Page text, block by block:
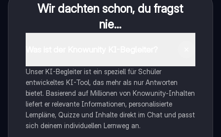
Wir dachten schon, du fragst
nie...
Unser KI-Begleiter ist ein speziell für Schüler
entwickeltes KI-Tool, das mehr als nur Antworten
bietet. Basierend auf Millionen von Knowunity-Inhalten
liefert er relevante Informationen, personalisierte
Lernpläne, Quizze und Inhalte direkt im Chat und passt
sich deinem individuellen Lernweg an.